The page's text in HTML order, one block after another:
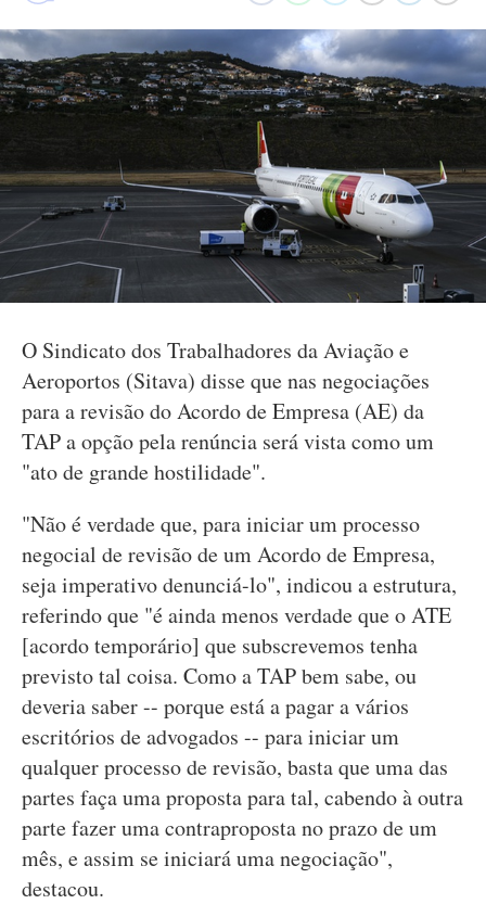
O Sindicato dos Trabalhadores da Aviação e
Aeroportos (Sitava) disse que nas negociações
para a revisão do Acordo de Empresa (AE) da
TAP a opção pela renúncia será vista como um
"ato de grande hostilidade".
"Não é verdade que, para iniciar um processo
negocial de revisão de um Acordo de Empresa,
seja imperativo denunciá-lo", indicou a estrutura,
referindo que "é ainda menos verdade que o ATE
[acordo temporário] que subscrevemos tenha
previsto tal coisa. Como a TAP bem sabe, ou
deveria saber -- porque está a pagar a vários
escritórios de advogados -- para iniciar um
qualquer processo de revisão, basta que uma das
partes faça uma proposta para tal, cabendo à outra
parte fazer uma contraproposta no prazo de um
mês, e assim se iniciará uma negociação",
destacou.